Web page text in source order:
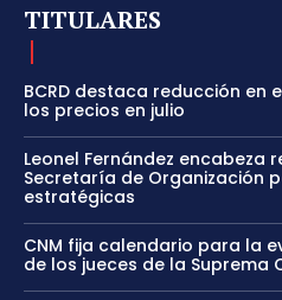
TITULARES
BCRD destaca reducción en
los precios en julio
Leonel Fernández encabeza
Secretaría de Organización
estratégicas
CNM fija calendario para la
de los jueces de la Suprema